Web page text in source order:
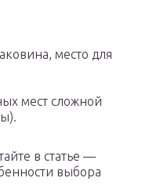
место для
мест сложной
в статье —
выбора